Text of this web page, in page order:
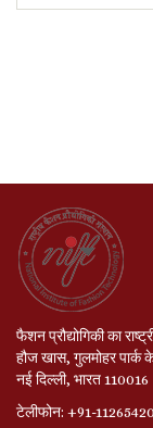
फैशन प्रौद्योगिकी का
हौज खास, गुलमोहर पार्क
नई दिल्ली, भारत 110016
टेलीफोन: +91-